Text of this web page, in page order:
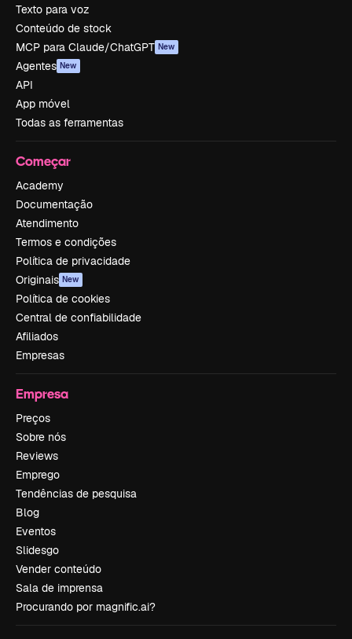
Texto para voz
Conteúdo de stock
MCP para Claude/ChatGPT New
Agentes New
API
App móvel
Todas as ferramentas
Começar
Academy
Documentação
Atendimento
Termos e condições
Política de privacidade
Originais New
Política de cookies
Central de confiabilidade
Afiliados
Empresas
Empresa
Preços
Sobre nós
Reviews
Emprego
Tendências de pesquisa
Blog
Eventos
Slidesgo
Vender conteúdo
Sala de imprensa
Procurando por magnific.ai?